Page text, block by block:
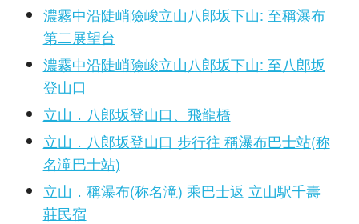
濃霧中沿陡峭險峻立山八郎坂下山: 至稱瀑布
第二展望台
濃霧中沿陡峭險峻立山八郎坂下山: 至八郎坂
登山口
立山．八郎坂登山口、飛龍橋
立山．八郎坂登山口 步行往 稱瀑布巴士站(称
名滝巴士站)
立山．稱瀑布(称名滝) 乘巴士返 立山駅千壽
莊民宿